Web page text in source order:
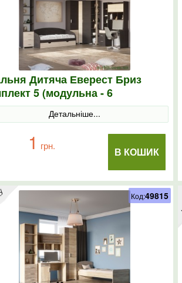
Дитяча Еверест Бриз
5 (модульна - 6
венге/дуб молочний
Детальніше...
В КОШИК
1 грн.
Код:49815